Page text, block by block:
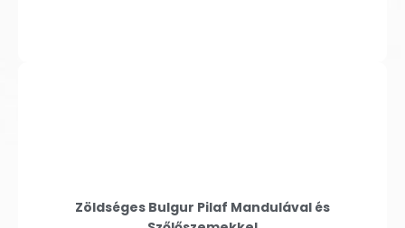
Zöldséges Bulgur Pilaf Mandulával és